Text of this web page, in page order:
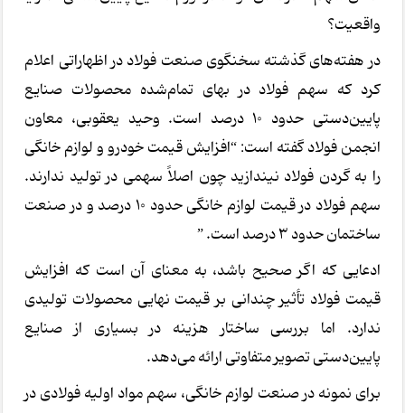
واقعیت؟
در هفته‌های گذشته سخنگوی صنعت فولاد در اظهاراتی اعلام
کرد که سهم فولاد در بهای تمام‌شده محصولات صنایع
پایین‌دستی حدود 10 درصد است. وحید یعقوبی، معاون
انجمن فولاد گفته است: “افزایش قیمت خودرو و لوازم خانگی
را به گردن فولاد نیندازید چون اصلاً سهمی در تولید ندارند.
سهم فولاد در قیمت لوازم خانگی حدود 10 درصد و در صنعت
ساختمان حدود 3 درصد است. ”
ادعایی که اگر صحیح باشد، به معنای آن است که افزایش
قیمت فولاد تأثیر چندانی بر قیمت نهایی محصولات تولیدی
ندارد. اما بررسی ساختار هزینه در بسیاری از صنایع
پایین‌دستی تصویر متفاوتی ارائه می‌دهد.
برای نمونه در صنعت لوازم خانگی، سهم مواد اولیه فولادی در